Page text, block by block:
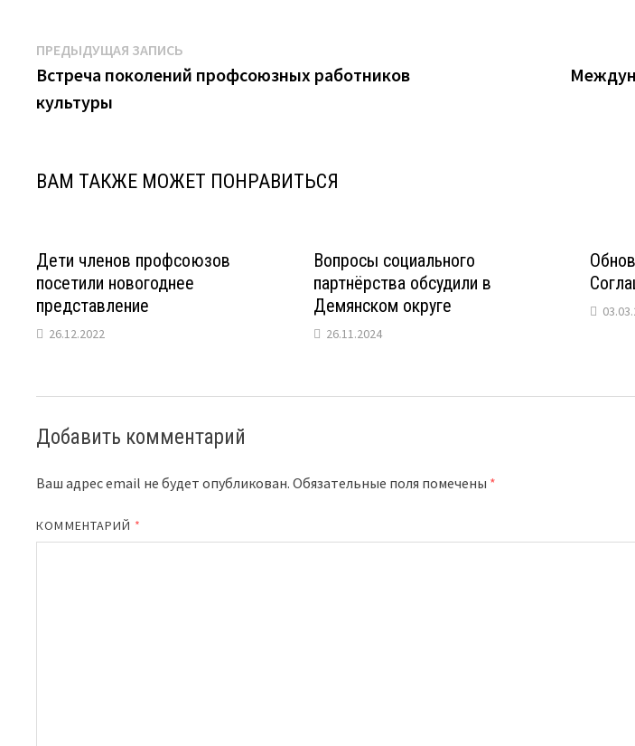
Навигация
по
записям
ПРЕДЫДУЩАЯ ЗАПИСЬ
запись:
Встреча поколений профсоюзных работников
культуры
ВАМ ТАКЖЕ МОЖЕТ ПОНРАВИТЬСЯ
Дети членов профсоюзов
посетили новогоднее
представление
26.12.2022
Вопросы социального
партнёрства обсудили в
Демянском округе
26.11.2024
Добавить комментарий
Ваш адрес email не будет опубликован. Обязательные поля помечены *
КОММЕНТАРИЙ *